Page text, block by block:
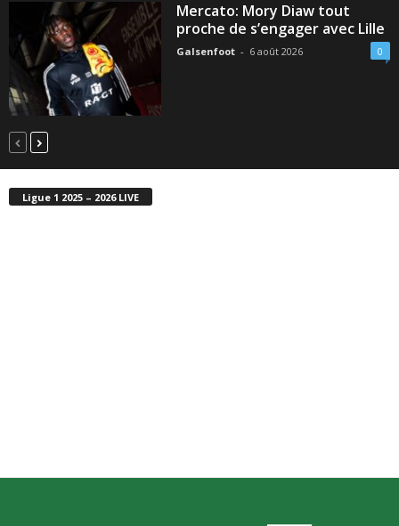
Mercato: Mory Diaw tout
proche de s’engager avec Lille
Galsenfoot - 6 août 2026 0
Ligue 1 2025 – 2026 LIVE